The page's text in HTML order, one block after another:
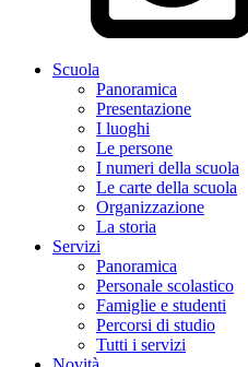
Scuola
Panoramica
Presentazione
I luoghi
Le persone
I numeri della scuola
Le carte della scuola
Organizzazione
La storia
Servizi
Panoramica
Personale scolastico
Famiglie e studenti
Percorsi di studio
Tutti i servizi